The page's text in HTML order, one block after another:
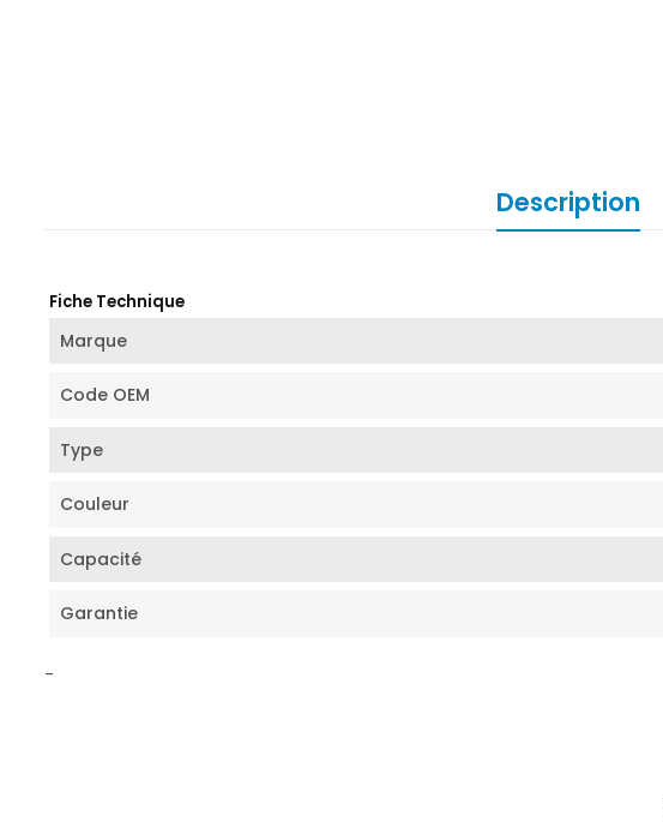
Description
Fiche Technique
Marque
Code OEM
Type
Couleur
Capacité
Garantie
-